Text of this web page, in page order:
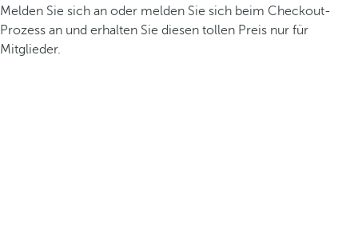
Melden Sie sich an oder melden Sie sich beim Checkout-
Prozess an und erhalten Sie diesen tollen Preis nur für
Mitglieder.